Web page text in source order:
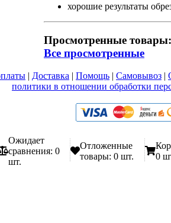
хорошие результаты
Просмотренные товары:
Все просмотренные
| Доставка | Помощь | Самовывоз |
политики в отношении обработки
Ожидает
сравнения: 0
шт.
Отложенные
товары: 0 шт.
0